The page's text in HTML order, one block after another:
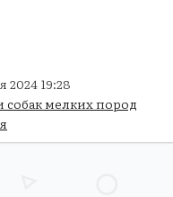
2024 19:28
собак мелких пород